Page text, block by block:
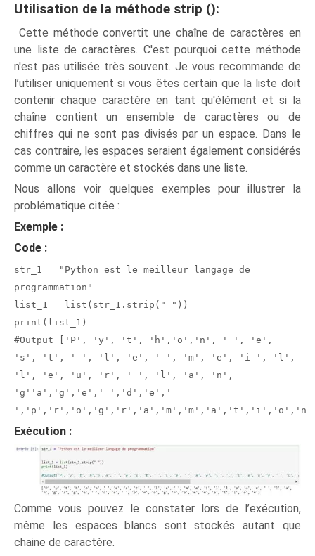
Utilisation de la méthode strip ():
Cette méthode convertit une chaîne de caractères en
une liste de caractères. C'est pourquoi cette méthode
n'est pas utilisée très souvent. Je vous recommande de
l’utiliser uniquement si vous êtes certain que la liste doit
contenir chaque caractère en tant qu'élément et si la
chaîne contient un ensemble de caractères ou de
chiffres qui ne sont pas divisés par un espace. Dans le
cas contraire, les espaces seraient également considérés
comme un caractère et stockés dans une liste.
Nous allons voir quelques exemples pour illustrer la
problématique citée :
Exemple :
Code :
str_1 = "Python est le meilleur langage de
programmation"
list_1 = list(str_1.strip(" "))
print(list_1)
#Output ['P', 'y', 't', 'h','o','n', ' ', 'e',
's', 't', ' ', 'l', 'e', ' ', 'm', 'e', 'i ', 'l',
'l', 'e', 'u', 'r', ' ', 'l', 'a', 'n',
'g''a','g','e',' ','d','e','
Exécution :
Comme vous pouvez le constater lors de l’exécution,
même les espaces blancs sont stockés autant que
chaine de caractère.